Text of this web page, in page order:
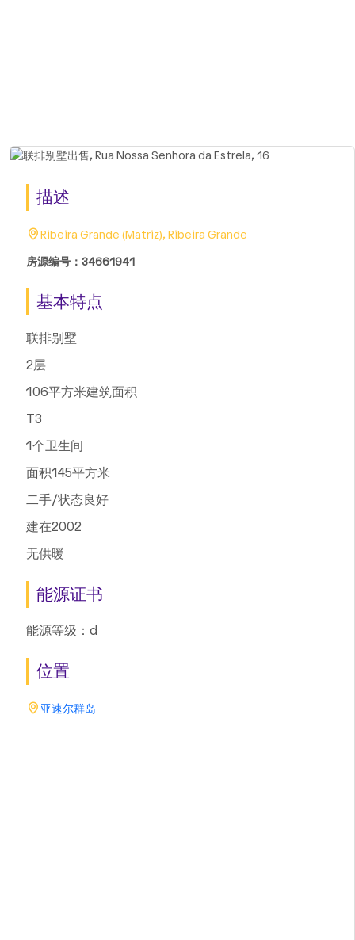
描述
Ribeira Grande (Matriz), Ribeira Grande
房源编号：34661941
基本特点
联排别墅
2层
106平方米建筑面积
T3
1个卫生间
面积145平方米
二手/状态良好
建在2002
无供暖
能源证书
能源等级：d
位置
亚速尔群岛